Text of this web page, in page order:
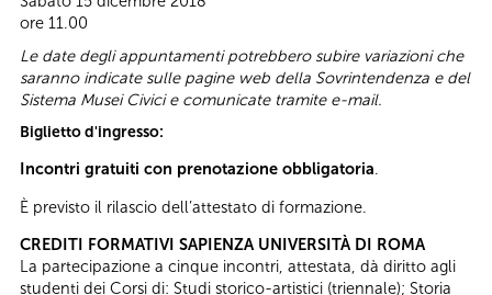
ore 11.00
Le date degli appuntamenti potrebbero subire variazioni che
saranno indicate sulle pagine web della Sovrintendenza e del
Sistema Musei Civici e comunicate tramite e-mail.
Biglietto d'ingresso:
Incontri gratuiti con prenotazione obbligatoria.
È previsto il rilascio dell’attestato di formazione.
CREDITI FORMATIVI SAPIENZA UNIVERSITÀ DI ROMA
La partecipazione a cinque incontri, attestata, dà diritto agli
studenti dei Corsi di: Studi storico-artistici (triennale); Storia